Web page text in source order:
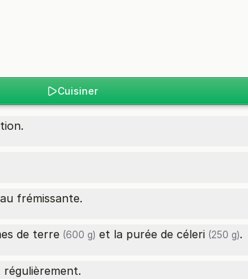
Cuisiner
frémissante.
de terre (600 g) et la purée de céleri (250 g).
régulièrement.